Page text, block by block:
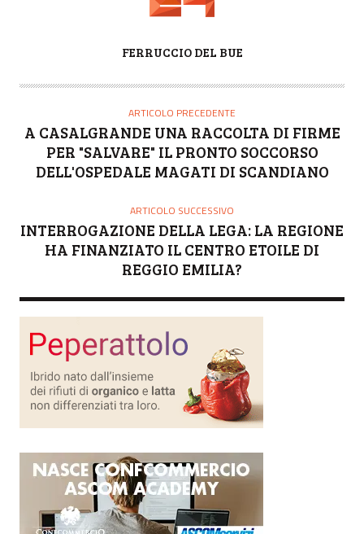
T
R
FERRUCCIO DEL BUE
ARTICOLO PRECEDENTE
A CASALGRANDE UNA RACCOLTA DI FIRME
PER "SALVARE" IL PRONTO SOCCORSO
DELL'OSPEDALE MAGATI DI SCANDIANO
ARTICOLO SUCCESSIVO
INTERROGAZIONE DELLA LEGA: LA REGIONE
HA FINANZIATO IL CENTRO ETOILE DI
REGGIO EMILIA?